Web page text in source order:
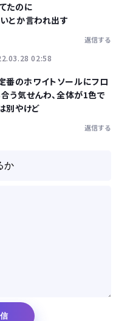
たのに
とか言われ出す
返信する
02:58
番のホワイトソールにフロ
う気せんわ、全体が1色で
別やけど
返信する